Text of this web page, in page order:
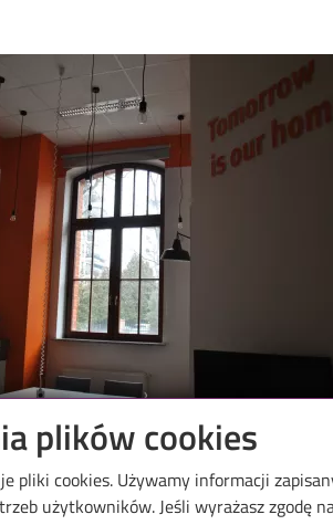
plików cookies
pliki cookies. Używamy informacji
użytkowników. Jeśli wyrażasz zgodę